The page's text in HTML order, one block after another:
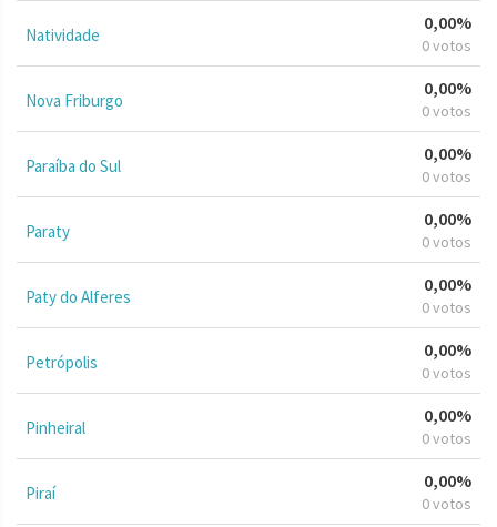
Natividade
0,00%
0 votos
Nova Friburgo
0,00%
0 votos
Paraíba do Sul
0,00%
0 votos
Paraty
0,00%
0 votos
Paty do Alferes
0,00%
0 votos
Petrópolis
0,00%
0 votos
Pinheiral
0,00%
0 votos
Piraí
0,00%
0 votos